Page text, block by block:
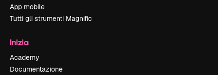
App mobile
Tutti gli strumenti Magnific
Inizia
Academy
Documentazione